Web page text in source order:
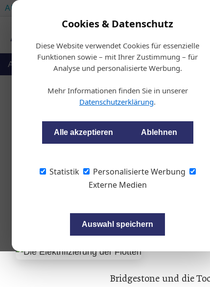
Cookies & Datenschutz
Diese Website verwendet Cookies für essenzielle
Funktionen sowie – mit Ihrer Zustimmung – für
Analyse und personalisierte Werbung.
Mehr Informationen finden Sie in unserer
Datenschutzerklärung.
Alle akzeptieren Ablehnen
Statistik
Personalisierte Werbung
Externe Medien
Auswahl speichern
AUTOMOTIVE SERVICES
Auto & Politik Ausbildung Werkstatt
Die
Bridgestone und die
Umstellung auf E-
jetzt viele Verbrenner
Bridgestone und die